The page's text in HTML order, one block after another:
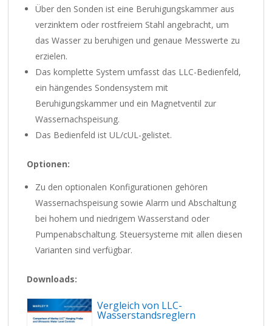
Über den Sonden ist eine Beruhigungskammer aus
verzinktem oder rostfreiem Stahl angebracht, um
das Wasser zu beruhigen und genaue Messwerte zu
erzielen.
Das komplette System umfasst das LLC-Bedienfeld,
ein hängendes Sondensystem mit
Beruhigungskammer und ein Magnetventil zur
Wassernachspeisung.
Das Bedienfeld ist UL/cUL-gelistet.
Optionen:
Zu den optionalen Konfigurationen gehören
Wassernachspeisung sowie Alarm und Abschaltung
bei hohem und niedrigem Wasserstand oder
Pumpenabschaltung. Steuersysteme mit allen diesen
Varianten sind verfügbar.
Downloads:
Vergleich von LLC-
Wasserstandsreglern